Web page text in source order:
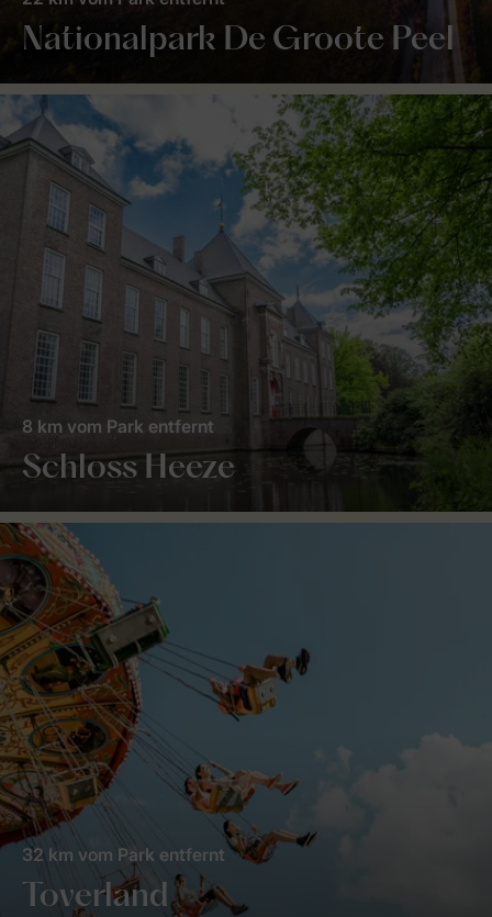
Nationalpark De Groote Peel
Schloss Heeze
8 km vom Park entfernt
Toverland
32 km vom Park entfernt